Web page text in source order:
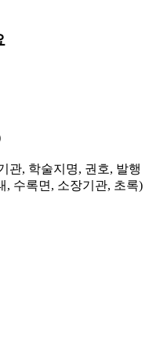
관, 학술지명, 권호, 발행
, 수록면, 소장기관, 초록)